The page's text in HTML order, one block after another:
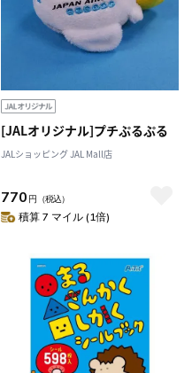
[JALオリジナル]プチぷるぷる
JALショッピング JAL Mall店
770 円 （税込）
積算 7 マイル (1倍)